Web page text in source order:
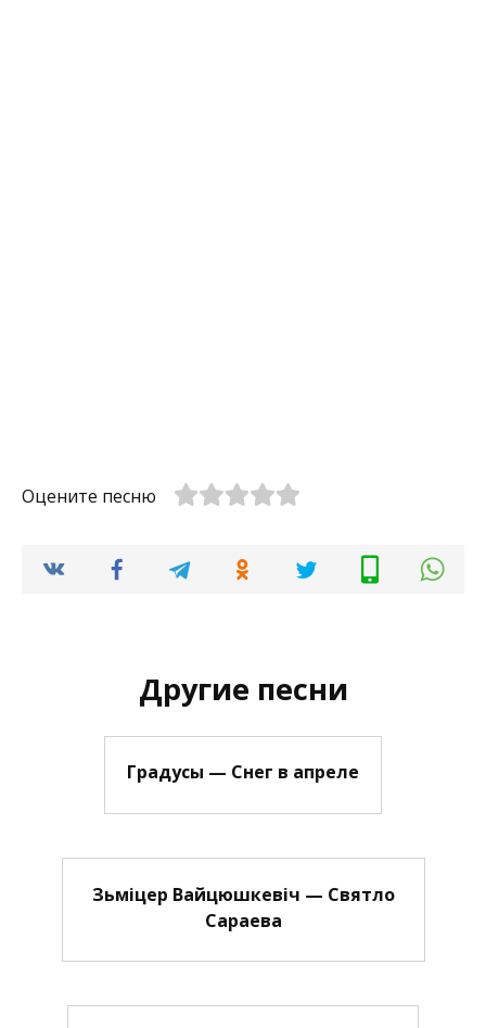
Оцените песню
Другие песни
Градусы — Снег в апреле
Зьміцер Вайцюшкевіч — Святло
Сараева